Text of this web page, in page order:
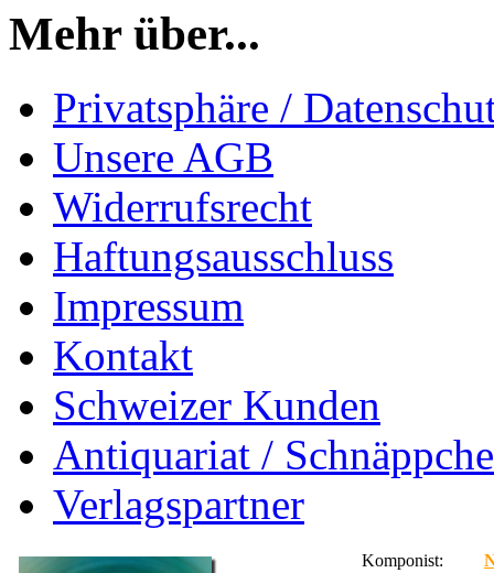
Mehr über...
Privatsphäre /
Unsere AGB
Widerrufsrecht
Haftungsausschluss
Impressum
Kontakt
Schweizer Kunden
Antiquariat /
Verlagspartner
Komponist: